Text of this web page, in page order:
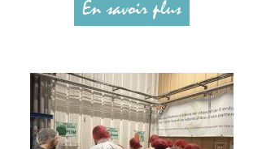
En savoir plus